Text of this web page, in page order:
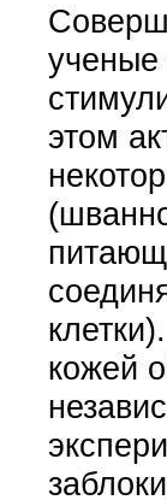
этом
кожей